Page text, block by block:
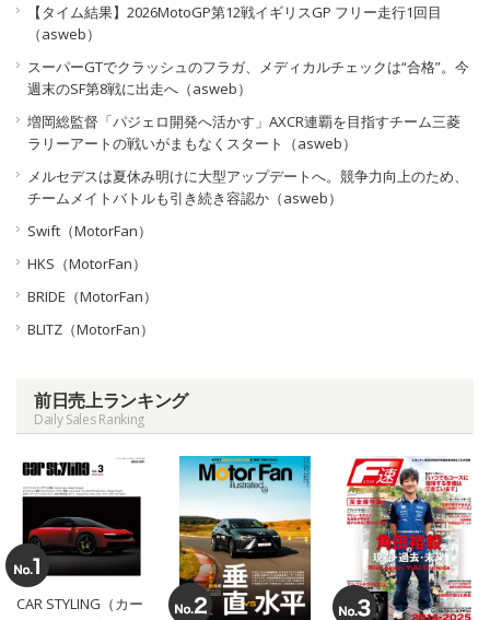
【タイム結果】2026MotoGP第12戦イギリスGP フリー走行1回目
（asweb）
スーパーGTでクラッシュのフラガ、メディカルチェックは“合格”。今
週末のSF第8戦に出走へ（asweb）
増岡総監督「パジェロ開発へ活かす」AXCR連覇を目指すチーム三菱
ラリーアートの戦いがまもなくスタート（asweb）
メルセデスは夏休み明けに大型アップデートへ。競争力向上のため、
チームメイトバトルも引き続き容認か（asweb）
Swift（MotorFan）
HKS（MotorFan）
BRIDE（MotorFan）
BLITZ（MotorFan）
前日売上ランキング
Daily Sales Ranking
CAR STYLING（カー